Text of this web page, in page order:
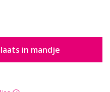
in mandje